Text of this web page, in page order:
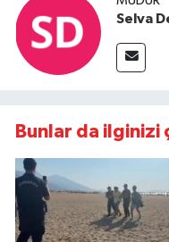
Selva
Bunlar da ilginizi